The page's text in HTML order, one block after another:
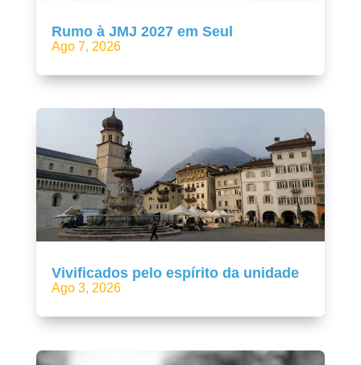
Rumo à JMJ 2027 em Seul
Ago 7, 2026
Vivificados pelo espírito da unidade
Ago 3, 2026